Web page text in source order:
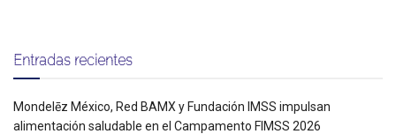
Entradas recientes
Mondelēz México, Red BAMX y Fundación IMSS impulsan
alimentación saludable en el Campamento FIMSS 2026